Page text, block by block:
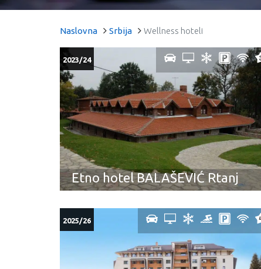
Naslovna Srbija Wellness hoteli
Etno hotel BALAŠEVIĆ Rtanj
2023/24
2025/26